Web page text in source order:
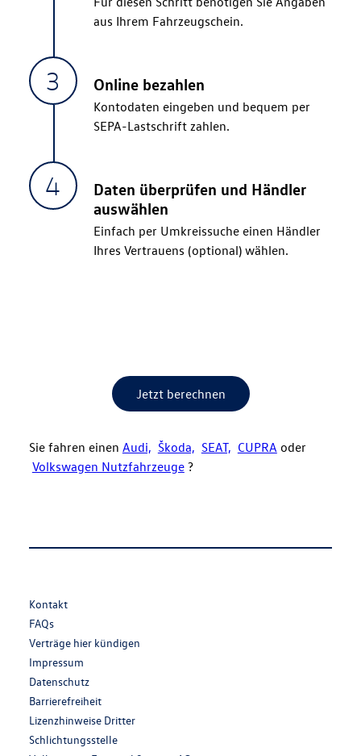
Gewerbekunden
Jetzt berechnen
aus Ihrem Fahrzeugschein.
Online bezahlen
Kontodaten eingeben und bequem per
SEPA-Lastschrift zahlen.
Daten überprüfen und Händler
auswählen
Einfach per Umkreissuche einen Händler
Ihres Vertrauens (optional) wählen.
Jetzt berechnen
Sie fahren einen Audi, Škoda, SEAT, CUPRA oder
Volkswagen Nutzfahrzeuge ?
Legal
and
Privacy
Kontakt
FAQs
Verträge hier kündigen
Impressum
Datenschutz
Barrierefreiheit
Lizenzhinweise Dritter
Schlichtungsstelle